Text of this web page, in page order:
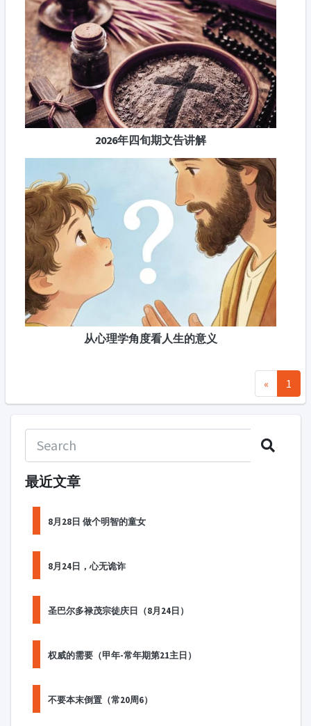
2026年四旬期文告讲解
从心理学角度看人生的意义
« 1
最近文章
8月28日 做个明智的童女
8月24日，心无诡诈
圣巴尔多禄茂宗徒庆日（8月24日）
权威的需要（甲年-常年期第21主日）
不要本末倒置（常20周6）